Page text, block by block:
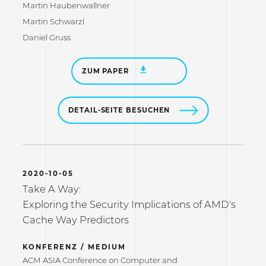
Martin Haubenwallner
Martin Schwarzl
Daniel Gruss
ZUM PAPER
DETAIL-SEITE BESUCHEN
2020-10-05
Take A Way:
Exploring the Security Implications of AMD's
Cache Way Predictors
KONFERENZ / MEDIUM
ACM ASIA Conference on Computer and